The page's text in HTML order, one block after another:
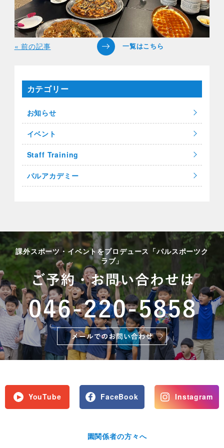
« 前の記事
カテゴリー
お知らせ
イベント
Staff Training
パルアカデミー
課外スポーツ・イベントをプロデュース「パルスポーツク
ラブ」
YouTube FaceBook Instagram
園関係者の方々へ